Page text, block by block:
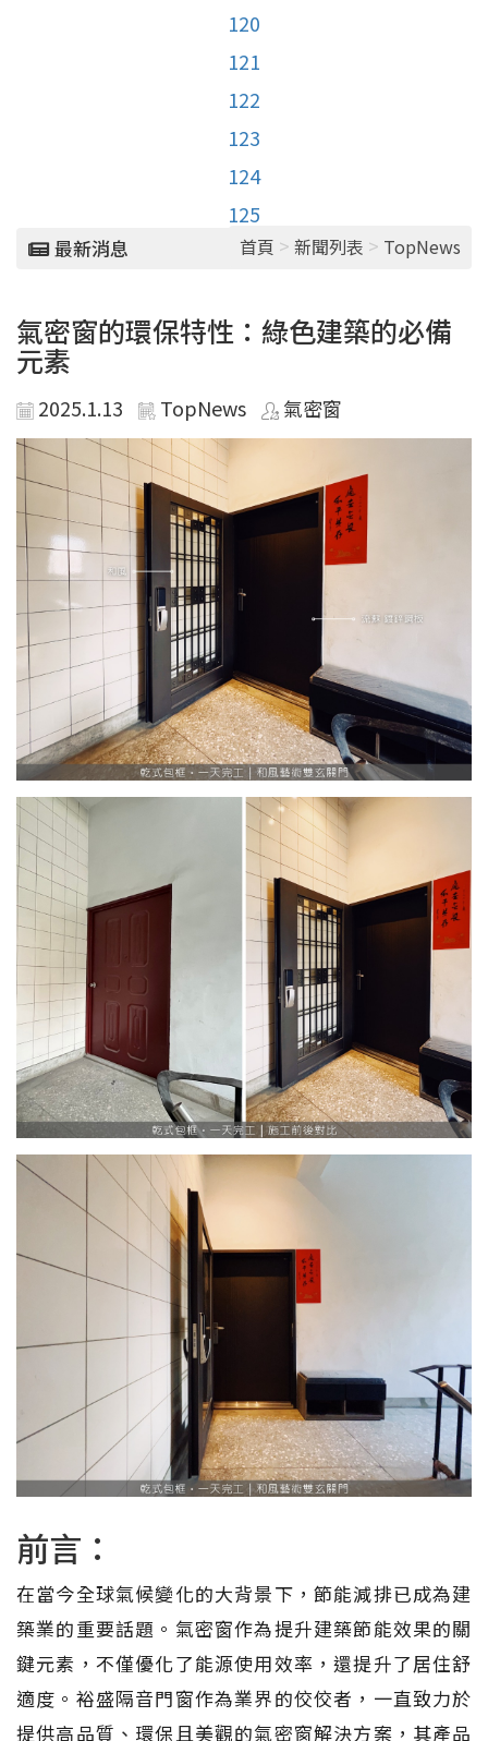
120
121
122
123
124
125
最新消息 首頁 > 新聞列表 > TopNews
氣密窗的環保特性：綠色建築的必備
元素
2025.1.13 TopNews 氣密窗
前言：
在當今全球氣候變化的大背景下，節能減排已成為建
築業的重要話題。氣密窗作為提升建築節能效果的關
鍵元素，不僅優化了能源使用效率，還提升了居住舒
適度。裕盛隔音門窗作為業界的佼佼者，一直致力於
提供高品質、環保且美觀的氣密窗解決方案，其產品